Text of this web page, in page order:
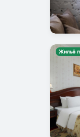
Жильё